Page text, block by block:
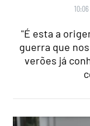
"É esta a
guerra que
verões já